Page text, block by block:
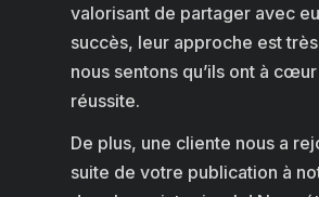
valorisant de partager avec
succès, leur approche est
nous sentons qu’ils ont à
réussite.
De plus, une cliente nous a
suite de votre publication à